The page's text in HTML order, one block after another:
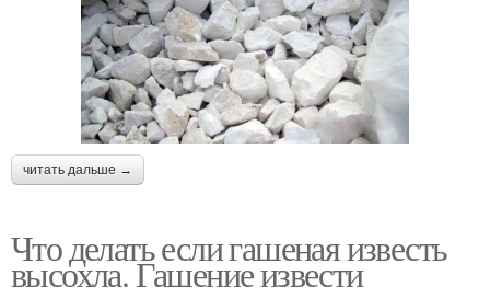
читать дальше →
Что делать если гашеная известь
высохла. Гашение извести